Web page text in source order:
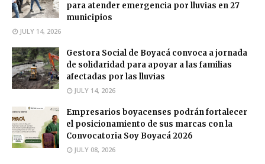
para atender emergencia por lluvias en 27
municipios
JULY 14, 2026
Gestora Social de Boyacá convoca a jornada
de solidaridad para apoyar a las familias
afectadas por las lluvias
JULY 14, 2026
Empresarios boyacenses podrán fortalecer
el posicionamiento de sus marcas con la
Convocatoria Soy Boyacá 2026
JULY 08, 2026